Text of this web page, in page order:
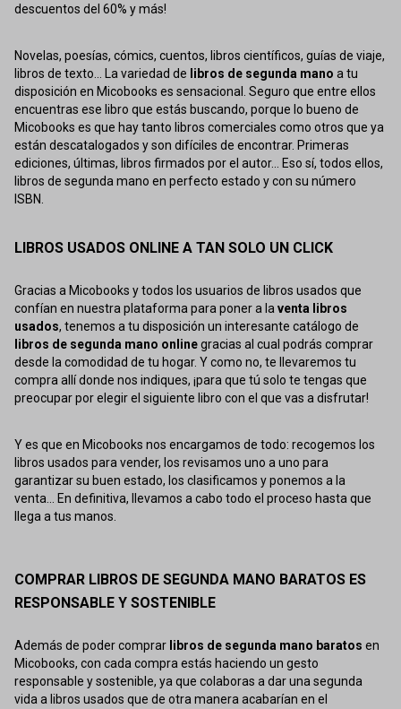
descuentos del 60% y más!
Novelas, poesías, cómics, cuentos, libros científicos, guías de viaje,
libros de texto... La variedad de libros de segunda mano a tu
disposición en Micobooks es sensacional. Seguro que entre ellos
encuentras ese libro que estás buscando, porque lo bueno de
Micobooks es que hay tanto libros comerciales como otros que ya
están descatalogados y son difíciles de encontrar. Primeras
ediciones, últimas, libros firmados por el autor... Eso sí, todos ellos,
libros de segunda mano en perfecto estado y con su número
ISBN.
LIBROS USADOS ONLINE A TAN SOLO UN CLICK
Gracias a Micobooks y todos los usuarios de libros usados que
confían en nuestra plataforma para poner a laventa libros
usados, tenemos a tu disposición un interesante catálogo de
libros de segunda mano onlinegracias al cual podrás comprar
desde la comodidad de tu hogar. Y como no, te llevaremos tu
compra allí donde nos indiques, ¡para que tú solo te tengas que
preocupar por elegir el siguiente libro con el que vas a disfrutar!
Y es que en Micobooks nos encargamos de todo: recogemos los
libros usados para vender, los revisamos uno a uno para
garantizar su buen estado, los clasificamos y ponemos a la
venta... En definitiva, llevamos a cabo todo el proceso hasta que
llega a tus manos.
COMPRAR LIBROS DE SEGUNDA MANO BARATOS ES
RESPONSABLE Y SOSTENIBLE
Además de poder comprar libros de segunda mano baratos en
Micobooks, con cada compra estás haciendo un gesto
responsable y sostenible, ya que colaboras a dar una segunda
vida a libros usados que de otra manera acabarían en el